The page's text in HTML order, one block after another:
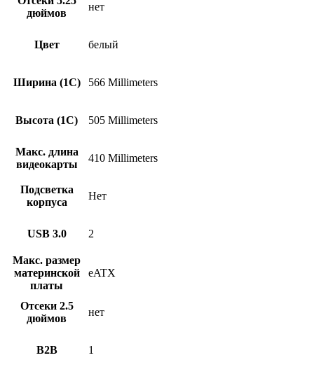
дюймов
нет
Цвет белый
Ширина (1С) 566 Millimeters
Высота (1С) 505 Millimeters
Макс. длина
видеокарты
410 Millimeters
Подсветка
корпуса
Нет
USB 3.0 2
Макс. размер
материнской
платы
eATX
Отсеки 2.5
дюймов
нет
B2B 1